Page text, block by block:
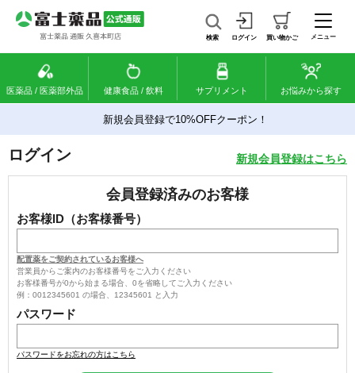
検索 ログイン 買い物かご メニュー
医薬品 / 医薬部外品 健康食品 / 飲料 サプリメント お悩みから探す
新規会員登録で10%OFFクーポン！
ログイン 新規会員登録はこちら
会員登録済みのお客様
お客様ID（お客様番号）
配置薬をご契約されているお客様へ
営業員からご案内のお客様番号をご入力ください
お客様番号が0から始まる場合、0を省略してご入力ください
例：0012345601 の場合、12345601 と入力
パスワード
パスワードをお忘れの方はこちら